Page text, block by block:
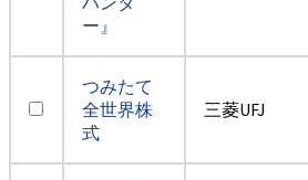
ー』
つみたて
全世界株
式
三菱UFJ